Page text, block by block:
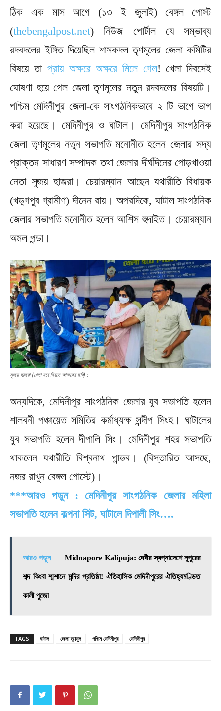
ঠিক এক মাস আগে (১৩ ই জুলাই) বেঙ্গল পোস্ট
(thebengalpost.net) নিউজ পোর্টাল যে সম্ভাব্য
রদবদলের ইঙ্গিত দিয়েছিল শাসকদল তৃণমূলের জেলা কমিটির
বিষয়ে তা প্রায় অক্ষরে অক্ষরে মিলে গেল! খেলা দিবসেই
ঘোষণা হয়ে গেল জেলা তৃণমূলের নতুন রদবদলের বিষয়টি।
পশ্চিম মেদিনীপুর জেলা-কে সাংগঠনিকভাবে ২ টি ভাগে ভাগ
করা হয়েছে। মেদিনীপুর ও ঘাটাল। মেদিনীপুর সাংগঠনিক
জেলা তৃণমূলের নতুন সভাপতি মনোনীত হলেন জেলার সদ্য
প্রাক্তন সাধারণ সম্পাদক তথা জেলার দীর্ঘদিনের পোড়খাওয়া
নেতা সুজয় হাজরা। চেয়ারম্যান আছেন যথারীতি বিধায়ক
(খড়্গপুর গ্রামীণ) দীনেন রায়। অপরদিকে, ঘাটাল সাংগঠনিক
জেলার সভাপতি মনোনীত হলেন আশিস হুদাইত। চেয়ারম্যান
অমল পন্ডা।
সুজয় হাজরা (খেলা হবে দিবসে আজকের ছবি) :
অন্যদিকে, মেদিনীপুর সাংগঠনিক জেলার যুব সভাপতি হলেন
শালবনী পঞ্চায়েত সমিতির কর্মাধ্যক্ষ সন্দীপ সিংহ। ঘাটালের
যুব সভাপতি হলেন দীপালি সিং। মেদিনীপুর শহর সভাপতি
থাকলেন যথারীতি বিশ্বনাথ পান্ডব। (বিস্তারিত আসছে,
নজর রাখুন বেঙ্গল পোস্টে)।
***আরও পড়ুন : মেদিনীপুর সাংগঠনিক জেলার মহিলা
সভাপতি হলেন কল্পনা সিট, ঘাটালে দিপালী সিং….
আরও পড়ুন - Midnapore Kalipuja: দেবীর স্বপ্নাদেশে নূপুরের
শব্দ কিংবা শ্মশানে মন্দির প্রতিষ্ঠা! ঐতিহাসিক মেদিনীপুরের ঐতিহ্যমণ্ডিত
কালী পুজো
TAGS ঘাটাল জেলা তৃণমূল পশ্চিম মেদিনীপুর মেদিনীপুর